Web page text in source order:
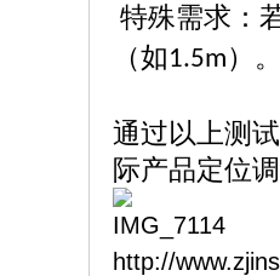
特殊需求：
（如1.5m）
通过以上测
际产品定位
http://